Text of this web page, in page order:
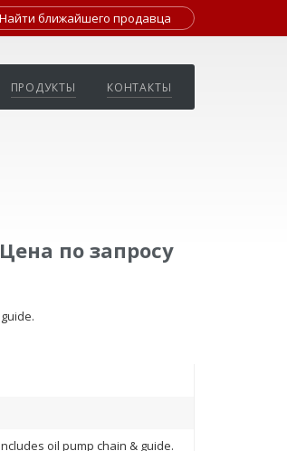
Найти ближайшего продавца
ПРОДУКТЫ КОНТАКТЫ
Цена по запросу
oil pump chain & guide.